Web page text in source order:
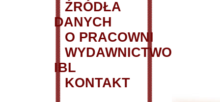
ŹRÓDŁA
DANYCH
O PRACOWNI
WYDAWNICTWO
IBL
KONTAKT